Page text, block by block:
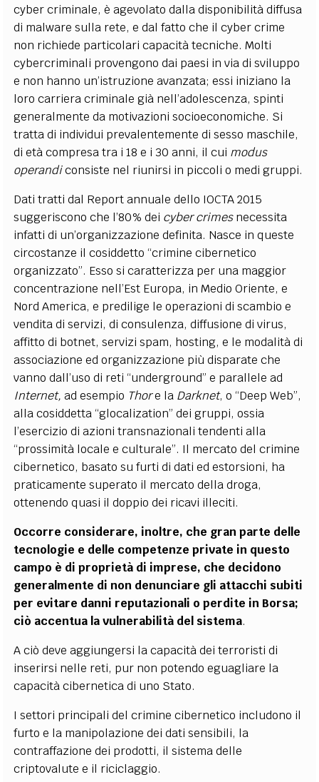
cyber criminale, è agevolato dalla disponibilità diffusa
di malware sulla rete, e dal fatto che il cyber crime
non richiede particolari capacità tecniche. Molti
cybercriminali provengono dai paesi in via di sviluppo
e non hanno un’istruzione avanzata; essi iniziano la
loro carriera criminale già nell’adolescenza, spinti
generalmente da motivazioni socioeconomiche. Si
tratta di individui prevalentemente di sesso maschile,
di età compresa tra i 18 e i 30 anni, il cui modus
operandiconsiste nel riunirsi in piccoli o medi gruppi.
Dati tratti dal Report annuale dello IOCTA 2015
suggeriscono che l’80% dei cyber crimesnecessita
infatti di un’organizzazione definita. Nasce in queste
circostanze il cosiddetto “crimine cibernetico
organizzato”. Esso si caratterizza per una maggior
concentrazione nell’Est Europa, in Medio Oriente, e
Nord America, e predilige le operazioni di scambio e
vendita di servizi, di consulenza, diffusione di virus,
affitto di botnet, servizi spam, hosting, e le modalità di
associazione ed organizzazione più disparate che
vanno dall’uso di reti “underground” e parallele ad
Internet, ad esempio Thore la Darknet, o “Deep Web”,
alla cosiddetta “glocalization” dei gruppi, ossia
l’esercizio di azioni transnazionali tendenti alla
“prossimità locale e culturale”. Il mercato del crimine
cibernetico, basato su furti di dati ed estorsioni, ha
praticamente superato il mercato della droga,
ottenendo quasi il doppio dei ricavi illeciti.
Occorre considerare, inoltre, che gran parte delle
tecnologie e delle competenze private in questo
campo è di proprietà di imprese, che decidono
generalmente di non denunciare gli attacchi subiti
per evitare danni reputazionali o perdite in Borsa;
ciò accentua la vulnerabilità del sistema.
A ciò deve aggiungersi la capacità dei terroristi di
inserirsi nelle reti, pur non potendo eguagliare la
capacità cibernetica di uno Stato.
I settori principali del crimine cibernetico includono il
furto e la manipolazione dei dati sensibili, la
contraffazione dei prodotti, il sistema delle
criptovalute e il riciclaggio.